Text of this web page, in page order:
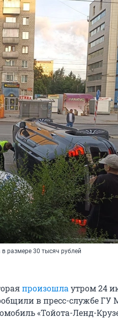
размере 30 тысяч рублей
произошла утром 24
в пресс-службе ГУ
«Тойота-Ленд-